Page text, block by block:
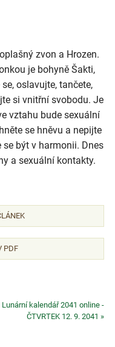
zvon a Hrozen.
je bohyně Šakti,
oslavujte, tančete,
si vnitřní svobodu. Je
vztahu bude sexuální
se hněvu a nepijte
být v harmonii. Dnes
a sexuální kontakty.
PDF
Lunární kalendář 2041 online -
ČTVRTEK 12. 9. 2041 »